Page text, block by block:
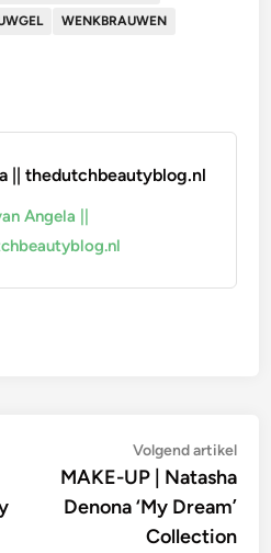
WENKBRAUWEN
|| thedutchbeautyblog.nl
Angela ||
Volgend artikel
MAKE-UP | Natasha
Denona ‘My Dream’
Collection